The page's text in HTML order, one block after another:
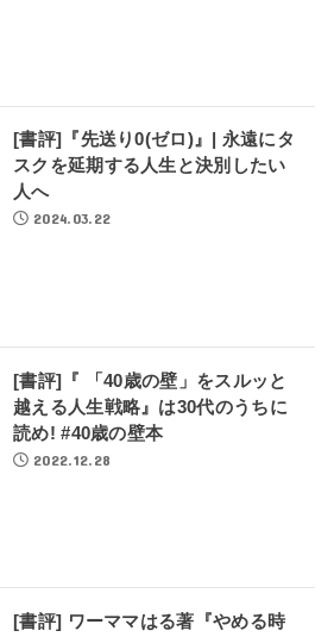
[書評]『先送り0(ゼロ)』| 永遠にタ
スクを延期する人生と決別したい
人へ
2024.03.22
[書評]『 「40歳の壁」をスルッと
越える人生戦略』は30代のうちに
読め! #40歳の壁本
2022.12.28
[書評] ワーママはる著『やめる時